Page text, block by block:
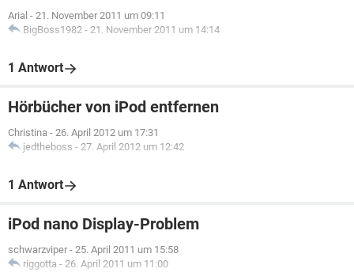
Arial - 21. November 2011 um 09:11
BigBoss1982 - 21. November 2011 um 14:14
1 Antwort
Hörbücher von iPod entfernen
Christina - 26. April 2012 um 17:31
jedtheboss - 27. April 2012 um 12:42
1 Antwort
iPod nano Display-Problem
schwarzviper - 25. April 2011 um 15:58
riggotta - 26. April 2011 um 11:00